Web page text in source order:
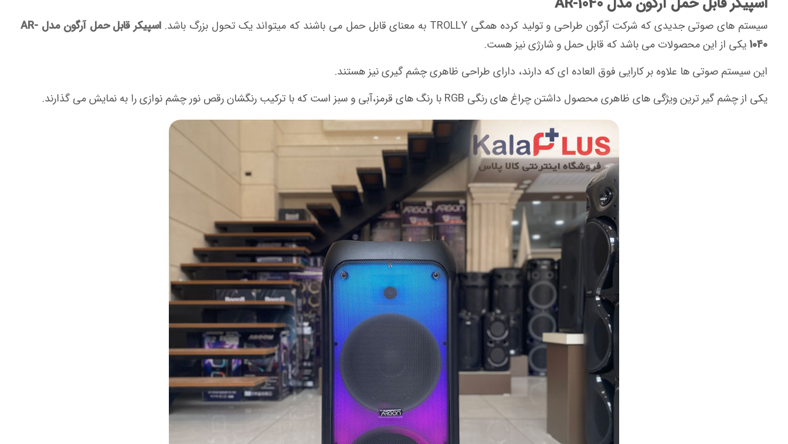
سیستم های صوتی جدیدی که شرکت آرگون طراحی و تولید کرده همگی TROLLY به معنای قابل حمل می باشند که میتواند یک تحول بزرگ باشد.
اسپیکر قابل حمل آرگون مدل AR-
1040یکی از این محصولات می باشد که قابل حمل و شارژی نیز هست.
این سیستم صوتی ها علاوه بر کارایی فوق العاده ای که دارند، دارای طراحی ظاهری چشم گیری نیز هستند.
یکی از چشم گیر ترین ویژگی های ظاهری محصول داشتن چراغ های رنگی RGB با رنگ های قرمز،آبی و سبز است که با ترکیب رنگشان رقص نور چشم نوازی را به نمایش می گذارند.